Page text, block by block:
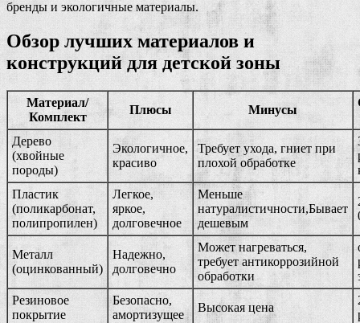
бренды и экологичные материалы.
Обзор лучших материалов и
конструкций для детской зоны
Материал/
Комплект
Плюсы Минусы
Дерево
(хвойные
породы)
Экологичное,
красиво
Требует ухода, гниет при
плохой обработке
Пластик
(поликарбонат,
полипропилен)
Легкое,
яркое,
долговечное
Меньше
натуралистичности,Бывает
дешевым
Металл
(оцинкованный)
Надежно,
долговечно
Может нагреваться,
требует антикоррозийной
обработки
Резиновое
покрытие
Безопасно,
амортизущее
Высокая цена